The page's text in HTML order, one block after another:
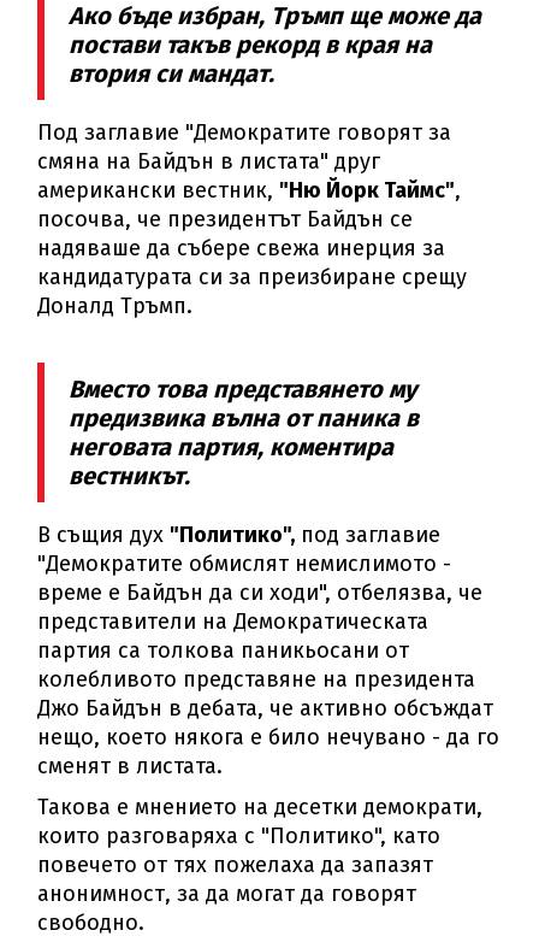
Ако бъде избран, Тръмп ще може да
постави такъв рекорд в края на
втория си мандат.
Под заглавие "Демократите говорят за
смяна на Байдън в листата" друг
американски вестник, "Ню Йорк Таймс",
посочва, че президентът Байдън се
надяваше да събере свежа инерция за
кандидатурата си за преизбиране срещу
Доналд Тръмп.
Вместо това представянето му
предизвика вълна от паника в
неговата партия, коментира
вестникът.
В същия дух "Политико", под заглавие
"Демократите обмислят немислимото -
време е Байдън да си ходи", отбелязва, че
представители на Демократическата
партия са толкова паникьосани от
колебливото представяне на президента
Джо Байдън в дебата, че активно обсъждат
нещо, което някога е било нечувано - да го
сменят в листата.
Такова е мнението на десетки демократи,
които разговаряха с "Политико", като
повечето от тях пожелаха да запазят
анонимност, за да могат да говорят
свободно.